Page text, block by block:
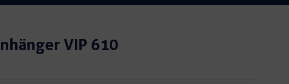
VIP 610